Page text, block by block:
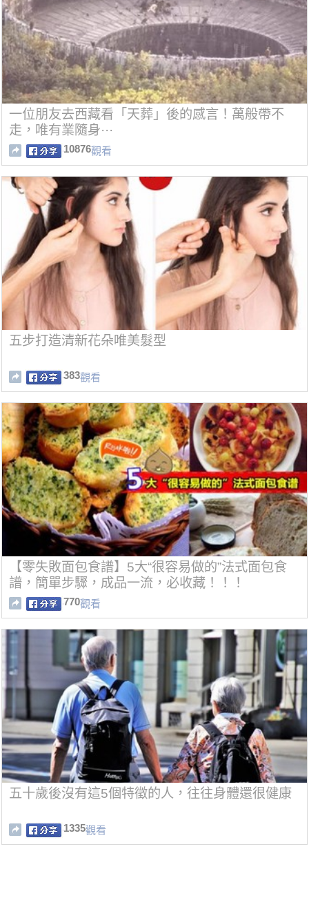
一位朋友去西藏看「天葬」後的感言！萬般帶不
走，唯有業隨身···
10876觀看
五步打造清新花朵唯美髮型
383觀看
【零失敗面包食譜】5大“很容易做的”法式面包食
譜，簡單步驟，成品一流，必收藏！！！
770觀看
五十歲後沒有這5個特徵的人，往往身體還很健康
1335觀看